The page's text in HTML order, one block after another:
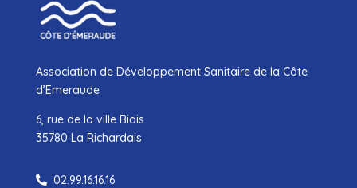
Association de Développement Sanitaire de la Côte
d’Emeraude
6, rue de la ville Biais
35780 La Richardais
 02.99.16.16.16